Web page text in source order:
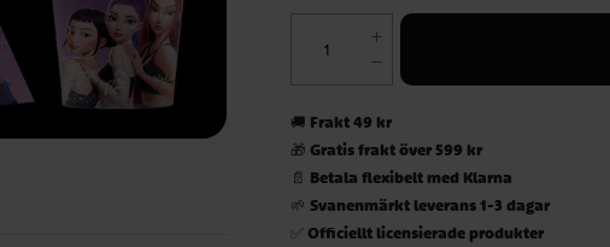
🚚 Frakt 49 kr
🎁Gratis frakt över 599 kr
📄 Betala flexibelt med Klarna
🌱Svanenmärkt leverans 1-3 dagar
✅Officiellt licensierade produkter